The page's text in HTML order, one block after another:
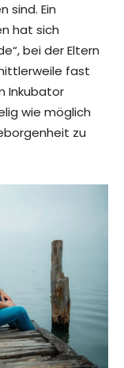
sind. Ein
hat sich
bei der Eltern
fast
Inkubator
wie möglich
zu